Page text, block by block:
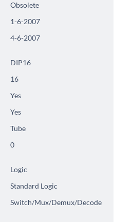
Obsolete
1-6-2007
4-6-2007
DIP16
16
Yes
Yes
Tube
0
Logic
Standard Logic
Switch/Mux/Demux/Decode